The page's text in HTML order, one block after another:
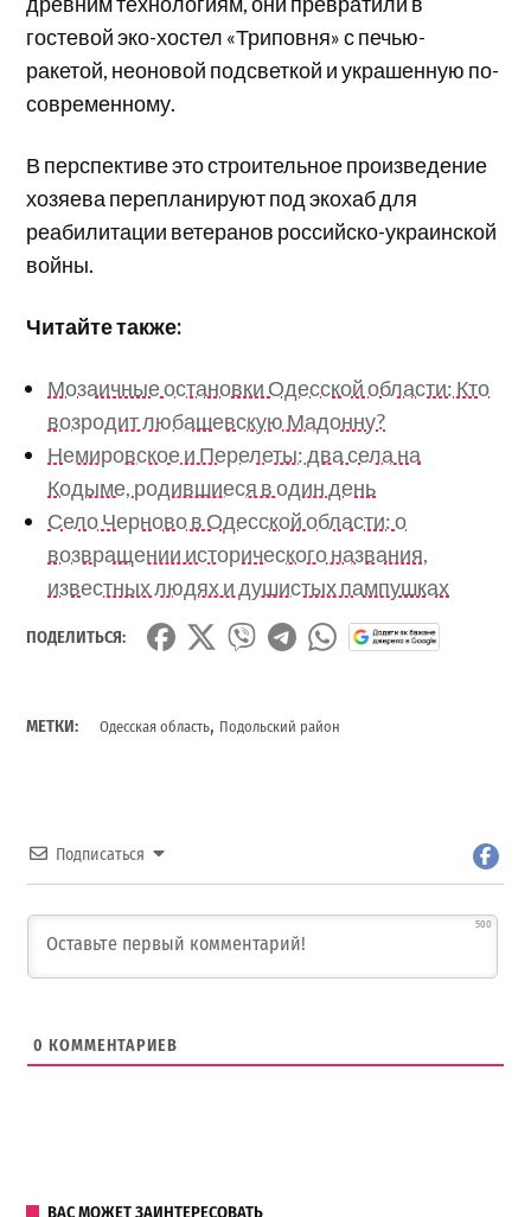
гостевой эко-хостел «Триповня» с печью-
ракетой, неоновой подсветкой и украшенную по-
современному.
В перспективе это строительное произведение
хозяева перепланируют под экохаб для
реабилитации ветеранов российско-украинской
войны.
Читайте также:
Мозаичные остановки Одесской области: Кто
возродит любашевскую Мадонну?
Немировское и Перелеты: два села на
Кодыме, родившиеся в один день
Село Черново в Одесской области: о
возвращении исторического названия,
известных людях и душистых пампушках
ПОДЕЛИТЬСЯ:
МЕТКИ: Одесская область, Подольский район
Подписаться
500
0 КОММЕНТАРИЕВ
ВАС МОЖЕТ ЗАИНТЕРЕСОВАТЬ